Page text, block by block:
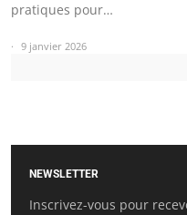
pratiques pour…
9 janvier 2026
NEWSLETTER
Inscrivez-vous pour